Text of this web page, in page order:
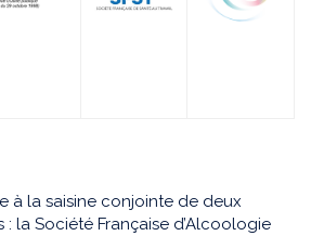
à la saisine conjointe de deux
: la Société Française d’Alcoologie